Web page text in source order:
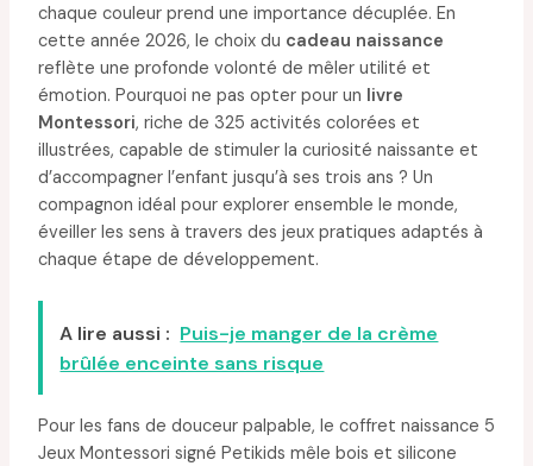
chaque couleur prend une importance décuplée. En
cette année 2026, le choix du cadeau naissance
reflète une profonde volonté de mêler utilité et
émotion. Pourquoi ne pas opter pour un livre
Montessori, riche de 325 activités colorées et
illustrées, capable de stimuler la curiosité naissante et
d’accompagner l’enfant jusqu’à ses trois ans ? Un
compagnon idéal pour explorer ensemble le monde,
éveiller les sens à travers des jeux pratiques adaptés à
chaque étape de développement.
A lire aussi : Puis-je manger de la crème
brûlée enceinte sans risque
Pour les fans de douceur palpable, le coffret naissance 5
Jeux Montessori signé Petikids mêle bois et silicone